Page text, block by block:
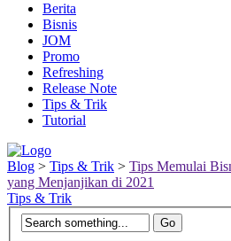
Berita
Bisnis
JOM
Promo
Refreshing
Release Note
Tips & Trik
Tutorial
Blog > Tips & Trik > Tips Memulai
yang Menjanjikan di 2021
Tips & Trik